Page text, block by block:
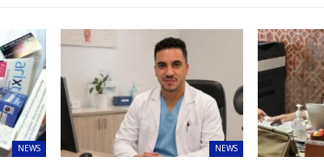
NEWS
NEWS
تصحيح بعض الأفكار المغلوطة حول العلاج
الإشعاعي
نوفمبر 17, 2022
تحذير من